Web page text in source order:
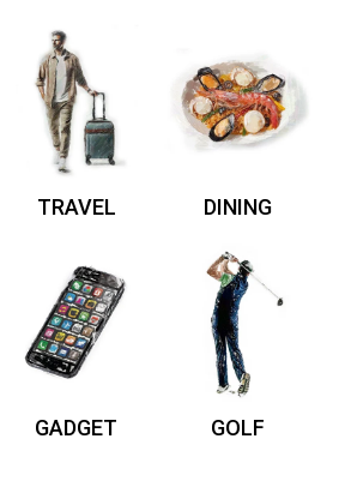
TRAVEL DINING
GADGET GOLF